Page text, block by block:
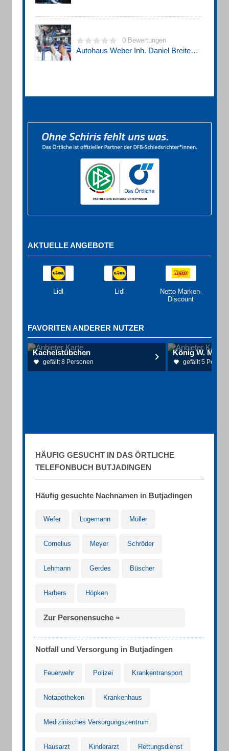
0 Bewertungen
Autohaus Weber Inh. Daniel Breitenbach
AKTUELLE ANGEBOTE
Lidl Lidl
Netto Marken-
Discount
FAVORITEN ANDERER NUTZER
Kachelstübchen
gefällt 8 Personen gefällt 5
HÄUFIG GESUCHT IN DAS ÖRTLICHE
TELEFONBUCH BUTJADINGEN
Häufig gesuchte Nachnamen in Butjadingen
Wefer Logemann Müller
Cornelius Meyer Schröder
Lehmann Gerdes Büscher
Harbers Höpken
Zur Personensuche »
Notfall und Versorgung in Butjadingen
Feuerwehr Polizei Krankentransport
Notapotheken Krankenhaus
Medizinisches Versorgungszentrum
Hausarzt Kinderarzt Rettungsdienst